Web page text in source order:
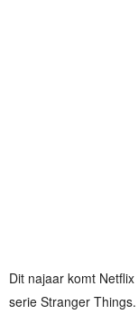
Dit najaar komt
serie Stranger